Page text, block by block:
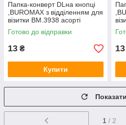
Папка-конверт DLна кнопці
,BUROMAX з відділенням для
візитки BM.3938 асорті
Готово до відправки
13 ₴
Купити
13
1 / 2